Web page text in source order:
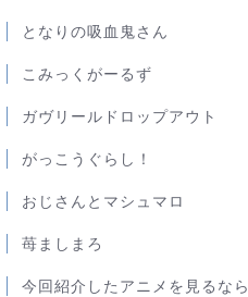
となりの吸血鬼さん
こみっくがーるず
ガヴリールドロップアウト
がっこうぐらし！
おじさんとマシュマロ
苺ましまろ
今回紹介したアニメを見るな